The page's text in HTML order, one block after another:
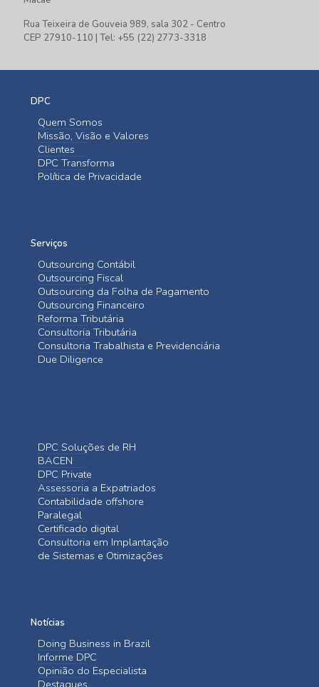
Rua Teixeira de Gouveia 989, sala 302 - Centro
CEP 27910-110 | Tel: +55 (22) 2773-3318
DPC
Quem Somos
Missão, Visão e Valores
Clientes
DPC Transforma
Política de Privacidade
Serviços
Outsourcing Contábil
Outsourcing Fiscal
Outsourcing da Folha de Pagamento
Outsourcing Financeiro
Reforma Tributária
Consultoria Tributária
Consultoria Trabalhista e Previdenciária
Due Diligence
DPC Soluções de RH
BACEN
DPC Private
Assessoria a Expatriados
Contabilidade offshore
Paralegal
Certificado digital
Consultoria em Implantação
de Sistemas e Otimizações
Notícias
Doing Business in Brazil
Informe DPC
Opinião do Especialista
Destaques